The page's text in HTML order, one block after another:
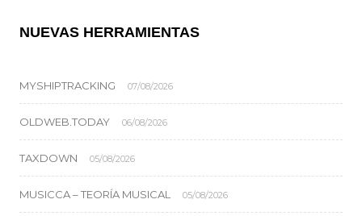
NUEVAS HERRAMIENTAS
MYSHIPTRACKING 07/08/2026
OLDWEB.TODAY 06/08/2026
TAXDOWN 05/08/2026
MUSICCA – TEORÍA MUSICAL 05/08/2026